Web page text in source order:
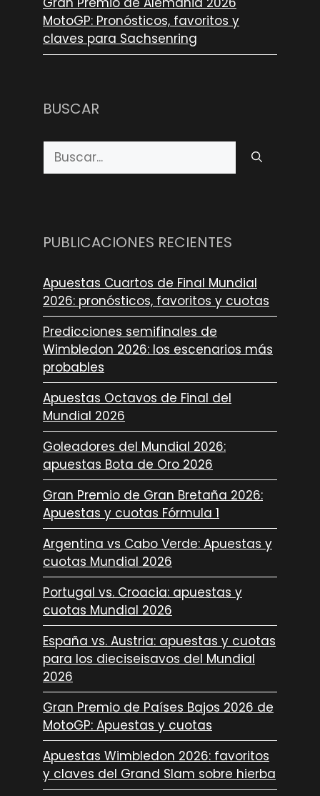
MotoGP: Pronósticos, favoritos y
claves para Sachsenring
BUSCAR
Buscar:
PUBLICACIONES RECIENTES
Apuestas Cuartos de Final Mundial
2026: pronósticos, favoritos y cuotas
Predicciones semifinales de
Wimbledon 2026: los escenarios más
probables
Apuestas Octavos de Final del
Mundial 2026
Goleadores del Mundial 2026:
apuestas Bota de Oro 2026
Gran Premio de Gran Bretaña 2026:
Apuestas y cuotas Fórmula 1
Argentina vs Cabo Verde: Apuestas y
cuotas Mundial 2026
Portugal vs. Croacia: apuestas y
cuotas Mundial 2026
España vs. Austria: apuestas y cuotas
para los dieciseisavos del Mundial
2026
Gran Premio de Países Bajos 2026 de
MotoGP: Apuestas y cuotas
Apuestas Wimbledon 2026: favoritos
y claves del Grand Slam sobre hierba